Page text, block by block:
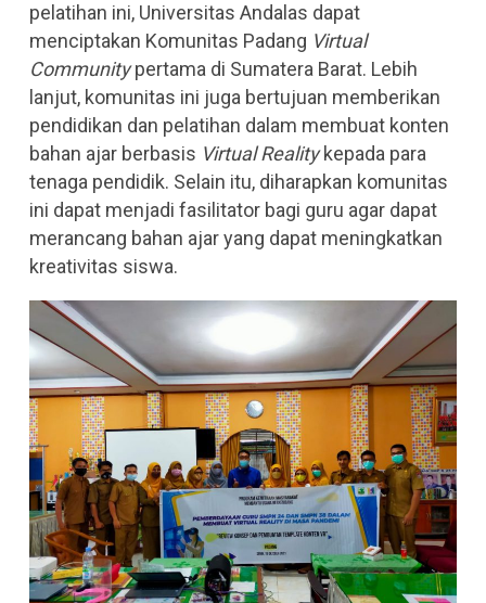
pelatihan ini, Universitas Andalas dapat
menciptakan Komunitas Padang Virtual
Communitypertama di Sumatera Barat. Lebih
lanjut, komunitas ini juga bertujuan memberikan
pendidikan dan pelatihan dalam membuat konten
bahan ajar berbasis Virtual Realitykepada para
tenaga pendidik. Selain itu, diharapkan komunitas
ini dapat menjadi fasilitator bagi guru agar dapat
merancang bahan ajar yang dapat meningkatkan
kreativitas siswa.